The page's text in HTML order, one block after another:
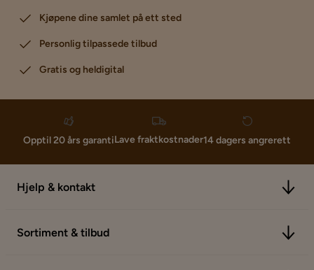
Kjøpene dine samlet på ett sted
Personlig tilpassede tilbud
Gratis og heldigital
Opptil 20 års garantiLave fraktkostnader14 dagers angrerett
Hjelp & kontakt
Sortiment & tilbud